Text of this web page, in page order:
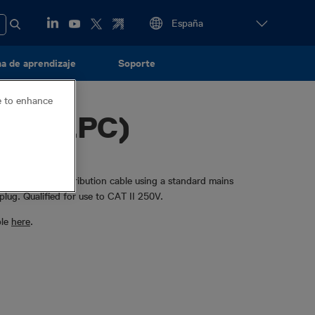
de aprendizaje Soporte
(LPC)
to a street distribution cable using a standard mains
Qualified for use to CAT II 250V.
here.
to enhance